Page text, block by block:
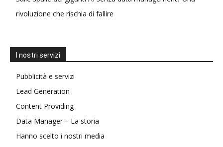
rivoluzione che rischia di fallire
I nostri servizi
Pubblicità e servizi
Lead Generation
Content Providing
Data Manager – La storia
Hanno scelto i nostri media